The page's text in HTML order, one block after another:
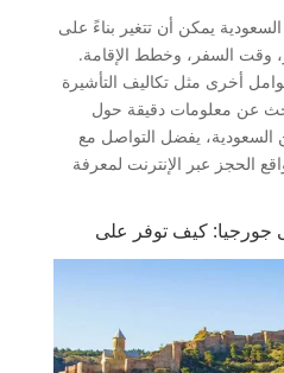
يمكن أن تتغير بناءً على
وقت السفر، وخطط الإقامة.
أخرى مثل تكاليف التأشيرة
عن معلومات دقيقة حول
السعودية، يفضل التواصل مع
الحجز عبر الإنترنت لمعرفة
جورجيا: كيف توفر على